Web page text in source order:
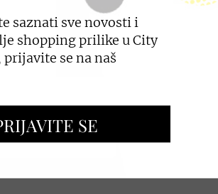
PRIJAVI SE
ZAKUP PROSTORA
I PROMOCIJE
saznati sve novosti i
shopping prilike u City
prijavite se na naš
SE